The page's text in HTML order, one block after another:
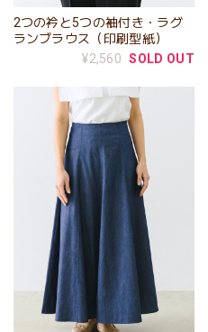
2つの衿と5つの袖付き・ラグ
ランブラウス（印刷型紙）
¥2,560 SOLD OUT